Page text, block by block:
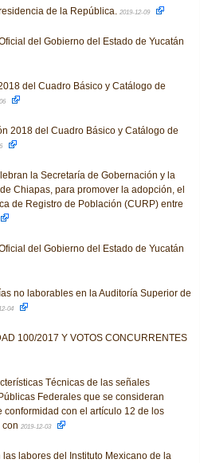
de la República. 2019-12-09
del Gobierno del Estado de Yucatán
del Cuadro Básico y Catálogo de
2018 del Cuadro Básico y Catálogo de
la Secretaría de Gobernación y la
Chiapas, para promover la adopción, el
de Registro de Población (CURP) entre
del Gobierno del Estado de Yucatán
no laborables en la Auditoría Superior de
04
100/2017 Y VOTOS CONCURRENTES
Técnicas de las señales
Federales que se consideran
con el artículo 12 de los
con 2019-12-03
labores del Instituto Mexicano de la